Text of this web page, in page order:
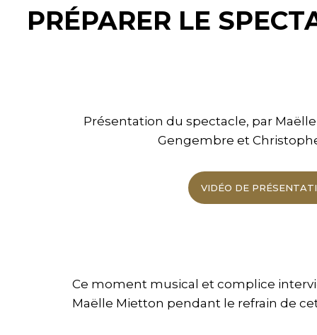
PRÉPARER LE
Présentation du spectacle, par
Gengembre et
VIDÉO DE
Ce moment musical et complice
Maëlle Mietton pendant le refrain de